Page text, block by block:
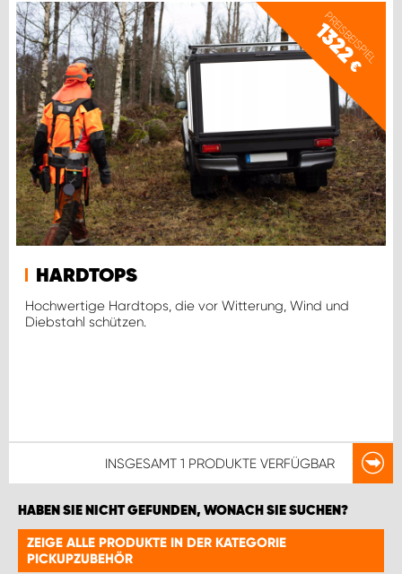
PREISBEISPIEL
1322
€
HARDTOPS
Hochwertige Hardtops, die vor Witterung, Wind und
Diebstahl schützen.
INSGESAMT 1 PRODUKTE VERFÜGBAR
HABEN SIE NICHT GEFUNDEN, WONACH SIE SUCHEN?
ZEIGE ALLE PRODUKTE IN DER KATEGORIE
PICKUPZUBEHÖR